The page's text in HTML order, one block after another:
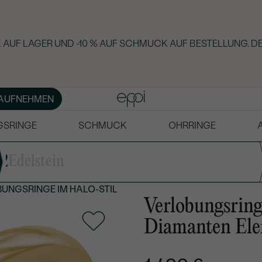
LAGER UND -10 % AUF SCHMUCK AUF BESTELLUNG.
SCHMUCK OHRRINGE
2
IM HALO-STIL
Diamanten